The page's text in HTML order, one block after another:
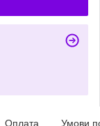
Оплата Умови